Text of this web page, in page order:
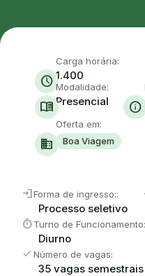
schedule
Carga horária:
1.400
menu_book
Modalidade:
Presencial info
domain
Oferta em:
Boa Viagem
loginForma de ingresso::
Processo seletivo
timerTurno de
Diurno
check Número de vagas:
35 vagas semestrais